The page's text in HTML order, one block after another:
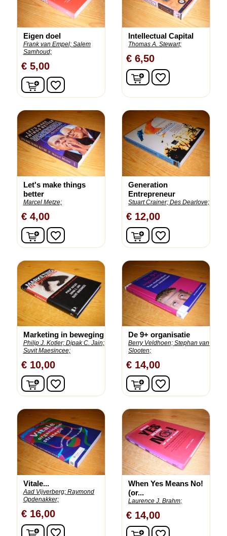
Eigen doel
Frank van Empel; Salem
Samhoud;
€ 5,00
In winkelwagen
favorite_border
Intellectual Capital
Thomas A. Stewart;
€ 6,50
In winkelwagen
favorite_border
Let's make things
better
Marcel Metze;
€ 4,00
In winkelwagen
favorite_border
Generation
Entrepreneur
Stuart Crainer; Des Dearlove;
€ 12,00
In winkelwagen
favorite_border
Marketing in beweging
Philip J. Kotler; Dipak C. Jain;
Suvit Maesincee;
€ 10,00
In winkelwagen
favorite_border
De 9+ organisatie
Berry Veldhoen; Stephan van
Slooten;
€ 14,00
In winkelwagen
favorite_border
Vitale...
Aad Vijverberg; Raymond
Opdenakker;
€ 16,00
In winkelwagen
favorite_border
When Yes Means No!
(or...
Laurence J. Brahm;
€ 14,00
In winkelwagen